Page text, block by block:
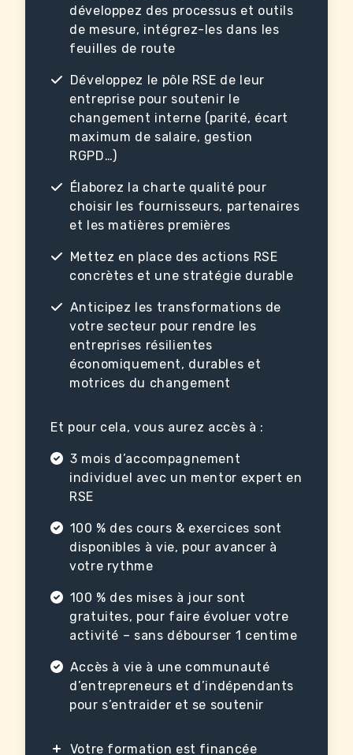
développez des processus et outils
de mesure, intégrez-les dans les
feuilles de route
Développez le pôle RSE de leur
entreprise pour soutenir le
changement interne (parité, écart
maximum de salaire, gestion
RGPD…)
Élaborez la charte qualité pour
choisir les fournisseurs, partenaires
et les matières premières
Mettez en place des actions RSE
concrètes et une stratégie durable
Anticipez les transformations de
votre secteur pour rendre les
entreprises résilientes
économiquement, durables et
motrices du changement
Et pour cela, vous aurez accès à :
3 mois d’accompagnement
individuel avec un mentor expert en
RSE
100 % des cours & exercices sont
disponibles à vie, pour avancer à
votre rythme
100 % des mises à jour sont
gratuites, pour faire évoluer votre
activité – sans débourser 1 centime
Accès à vie à une communauté
d’entrepreneurs et d’indépendants
pour s’entraider et se soutenir
Votre formation est financée